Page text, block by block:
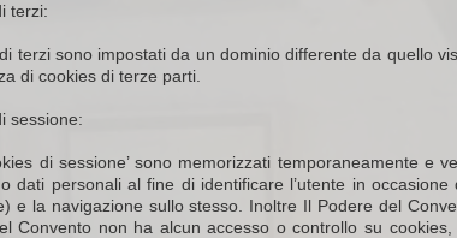
terzi:
terzi sono impostati da un dominio differente da quello
di cookies di terze parti.
sessione:
di sessione’ sono memorizzati temporaneamente e
dati personali al fine di identificare l’utente in
e la navigazione sullo stesso. Inoltre Il Podere del
Convento non ha alcun accesso o controllo su